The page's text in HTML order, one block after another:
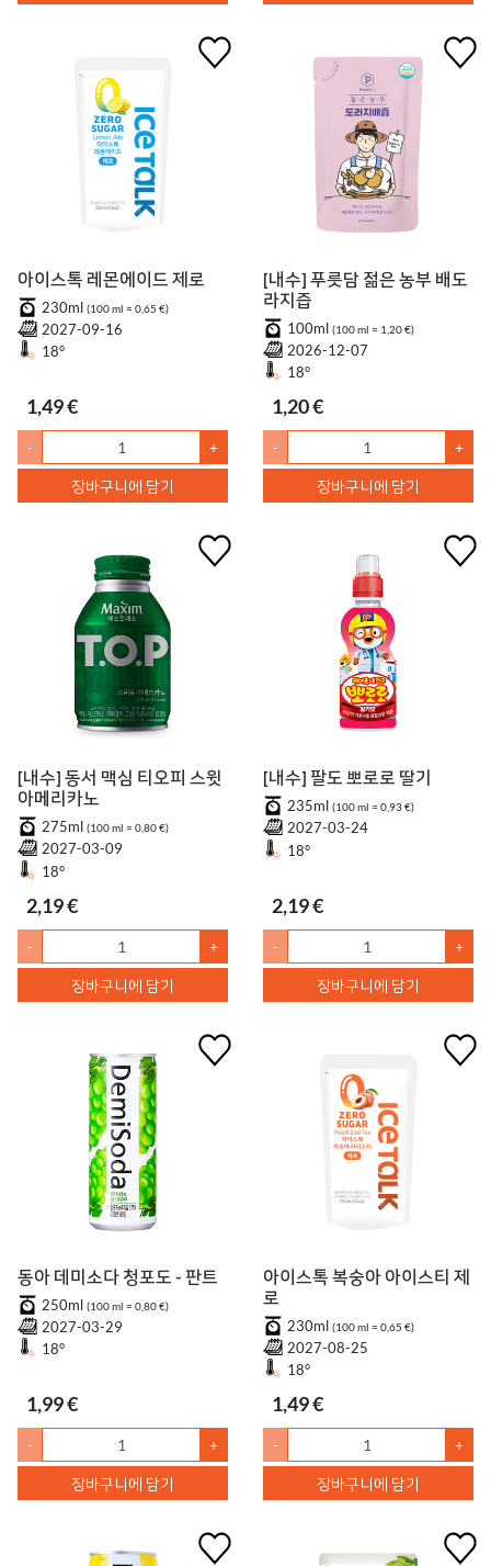
아이스톡 레몬에이드 제로
230ml (100 ml = 0,65 €)
2027-09-16
18°
1,49 €
- +
장바구니에 담기
[내수] 푸릇담 젊은 농부 배도
라지즙
100ml (100 ml = 1,20 €)
2026-12-07
18°
1,20 €
- +
장바구니에 담기
[내수] 동서 맥심 티오피 스윗
아메리카노
275ml (100 ml = 0,80 €)
2027-03-09
18°
2,19 €
- +
장바구니에 담기
[내수] 팔도 뽀로로 딸기
235ml (100 ml = 0,93 €)
2027-03-24
18°
2,19 €
- +
장바구니에 담기
동아 데미소다 청포도 - 판트
250ml (100 ml = 0,80 €)
2027-03-29
18°
1,99 €
- +
장바구니에 담기
아이스톡 복숭아 아이스티 제
로
230ml (100 ml = 0,65 €)
2027-08-25
18°
1,49 €
- +
장바구니에 담기